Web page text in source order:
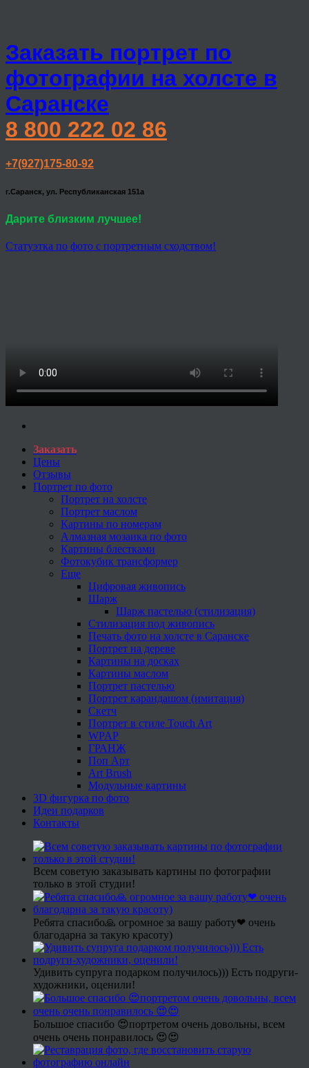
Заказать портрет по
фотографии на холсте в
Саранске
8 800 222 02 86
+7(927)175-80-92
г.Саранск, ул. Республиканская 151а
Дарите близким лучшее!
Статуэтка по фото с портретным сходством!
Заказать
Цены
Отзывы
Портрет по фото
Портрет на холсте
Портрет маслом
Картины по номерам
Алмазная мозаика по фото
Картины блестками
Фотокубик трансформер
Еще
Цифровая живопись
Шарж
Шарж пастелью (стилизация)
Стилизация под живопись
Печать фото на холсте в Саранске
Портрет на дереве
Картины на досках
Картины маслом
Портрет пастелью
Портрет карандашом (имитация)
Скетч
Портрет в стиле Touch Art
WPAP
ГРАНЖ
Поп Арт
Art Brush
Модульные картины
3D фигурка по фото
Идеи подарков
Контакты
Всем советую заказывать картины по фотографии
только в этой студии!
Ребята спасибо🙏 огромное за вашу работу❤ очень
благодарна за такую красоту)
Удивить супруга подарком получилось))) Есть подруги-
художники, оценили!
Большое спасибо 😍портретом очень довольны, всем
очень очень понравилось 😍😍